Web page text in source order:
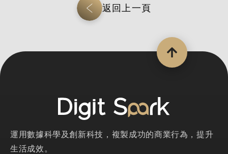
返回上一頁
運用數據科學及創新科技，複製成功的商業行為，提升
生活成效。